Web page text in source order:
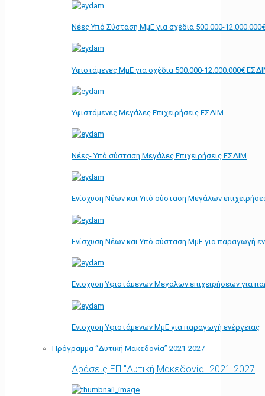
Νέες Υπό Σύσταση ΜμΕ για σχέδια 500.000-
Υφιστάμενες ΜμΕ για σχέδια 500.000-12.000.000€
Υφιστάμενες Μεγάλες Επιχειρήσεις ΕΣΔΙΜ
Νέες- Υπό σύσταση Μεγάλες Επιχειρήσεις ΕΣΔΙΜ
Ενίσχυση Νέων και Υπό σύσταση Μεγάλων
Ενίσχυση Νέων και Υπό σύσταση ΜμΕ για παραγωγή
Ενίσχυση Υφιστάμενων Μεγάλων επιχειρήσεων για
Ενίσχυση Υφιστάμενων ΜμΕ για παραγωγή ενέργειας
Πρόγραμμα “Δυτική Μακεδονία” 2021-2027
Δράσεις ΕΠ "Δυτική Μακεδονία" 2021-2027